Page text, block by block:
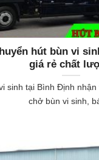
hút bùn vi
giá rẻ chất
sinh tại Bình Định
chở bùn vi sinh,